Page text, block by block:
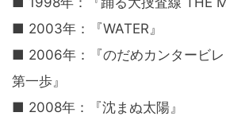
■ 2003年：『WATER』
■ 2006年：『のだめカンタービ
第一歩』
■ 2008年：『沈まぬ太陽』